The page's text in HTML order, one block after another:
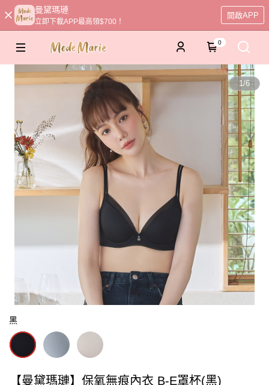
曼黛瑪璉
立即下載APP最高領$700！
開啟APP
0
1/6
黑
【曼黛瑪璉】保氧無痕內衣 B-E罩杯(黑)